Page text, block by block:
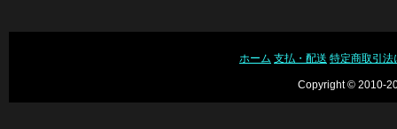
ホーム 支払・配送 特定商取引法
Copyright © 2010-